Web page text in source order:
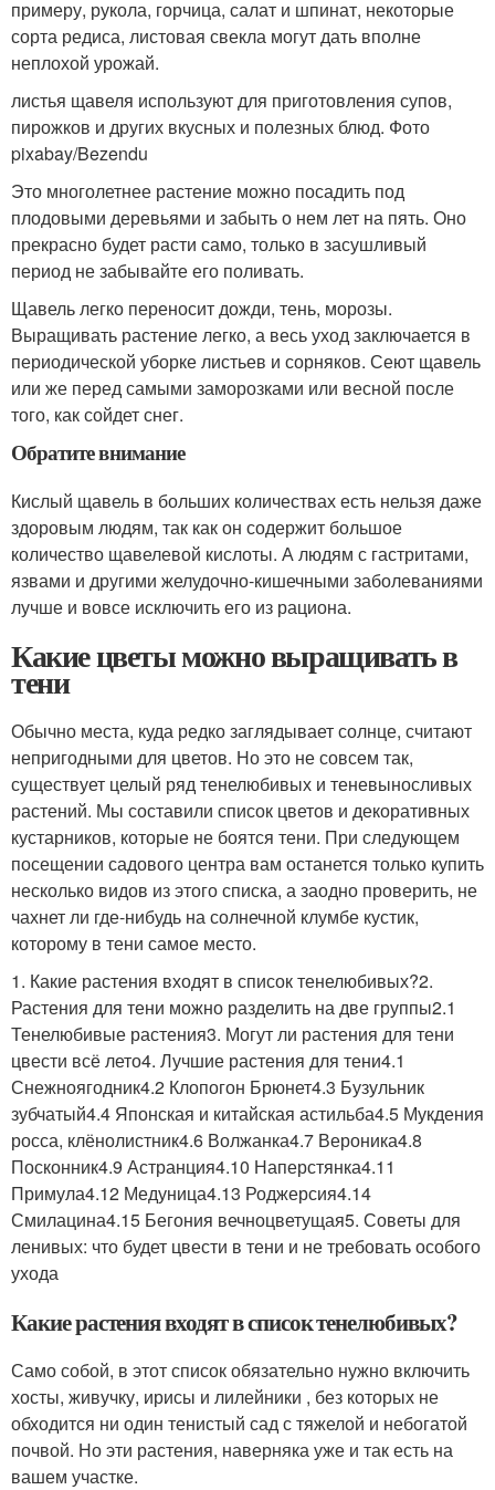
примеру, рукола, горчица, салат и шпинат, некоторые
сорта редиса, листовая свекла могут дать вполне
неплохой урожай.
листья щавеля используют для приготовления супов,
пирожков и других вкусных и полезных блюд. Фото
pixabay/Bezendu
Это многолетнее растение можно посадить под
плодовыми деревьями и забыть о нем лет на пять. Оно
прекрасно будет расти само, только в засушливый
период не забывайте его поливать.
Щавель легко переносит дожди, тень, морозы.
Выращивать растение легко, а весь уход заключается в
периодической уборке листьев и сорняков. Сеют щавель
или же перед самыми заморозками или весной после
того, как сойдет снег.
Обратите внимание
Кислый щавель в больших количествах есть нельзя даже
здоровым людям, так как он содержит большое
количество щавелевой кислоты. А людям с гастритами,
язвами и другими желудочно-кишечными заболеваниями
лучше и вовсе исключить его из рациона.
Какие цветы можно выращивать в
тени
Обычно места, куда редко заглядывает солнце, считают
непригодными для цветов. Но это не совсем так,
существует целый ряд тенелюбивых и теневыносливых
растений. Мы составили список цветов и декоративных
кустарников, которые не боятся тени. При следующем
посещении садового центра вам останется только купить
несколько видов из этого списка, а заодно проверить, не
чахнет ли где-нибудь на солнечной клумбе кустик,
которому в тени самое место.
1. Какие растения входят в список тенелюбивых?2.
Растения для тени можно разделить на две группы2.1
Тенелюбивые растения3. Могут ли растения для тени
цвести всё лето4. Лучшие растения для тени4.1
Снежноягодник4.2 Клопогон Брюнет4.3 Бузульник
зубчатый4.4 Японская и китайская астильба4.5 Мукдения
росса, клёнолистник4.6 Волжанка4.7 Вероника4.8
Посконник4.9 Астранция4.10 Наперстянка4.11
Примула4.12 Медуница4.13 Роджерсия4.14
Смилацина4.15 Бегония вечноцветущая5. Советы для
ленивых: что будет цвести в тени и не требовать особого
ухода
Какие растения входят в список тенелюбивых?
Само собой, в этот список обязательно нужно включить
хосты, живучку, ирисы и лилейники , без которых не
обходится ни один тенистый сад с тяжелой и небогатой
почвой. Но эти растения, наверняка уже и так есть на
вашем участке.